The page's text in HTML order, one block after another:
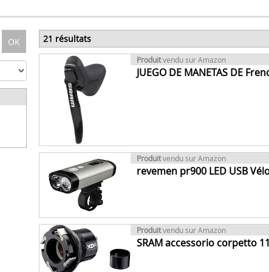
OK 21 résultats
Produitvendu sur Amazon
JUEGO DE MANETAS DE
Produitvendu sur Amazon
revemen pr900 LED USB
Produitvendu sur Amazon
SRAM accessorio corpetto